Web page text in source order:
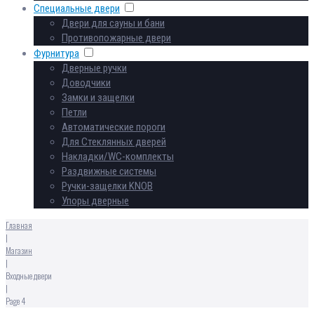
Специальные двери
Двери для сауны и бани
Противопожарные двери
Фурнитура
Дверные ручки
Доводчики
Замки и защелки
Петли
Автоматические пороги
Для Стеклянных дверей
Накладки/WC-комплекты
Раздвижные системы
Ручки-защелки KNOB
Упоры дверные
Главная
|
Магазин
|
Входные двери
|
Page 4